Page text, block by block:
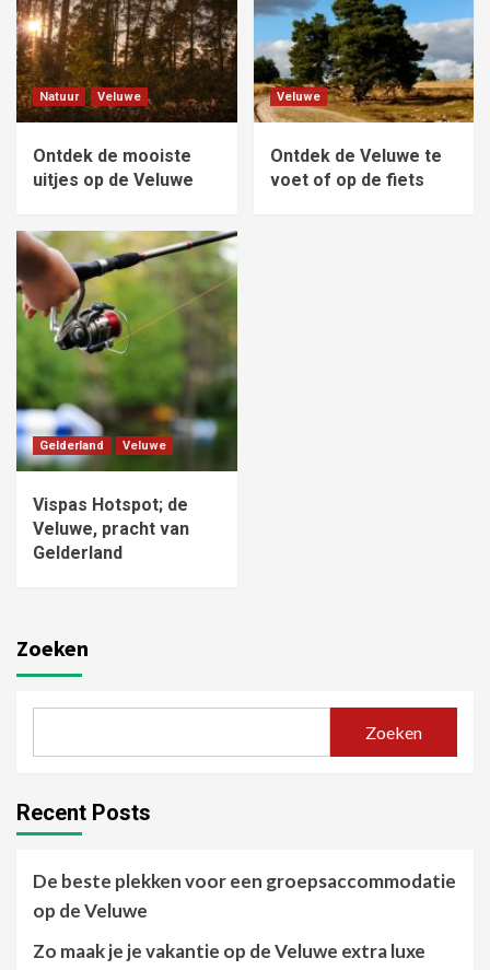
Natuur Veluwe
Ontdek de mooiste
uitjes op de Veluwe
Veluwe
Ontdek de Veluwe te
voet of op de fiets
Gelderland Veluwe
Vispas Hotspot; de
Veluwe, pracht van
Gelderland
Zoeken
Zoeken
Recent Posts
De beste plekken voor een groepsaccommodatie
op de Veluwe
Zo maak je je vakantie op de Veluwe extra luxe